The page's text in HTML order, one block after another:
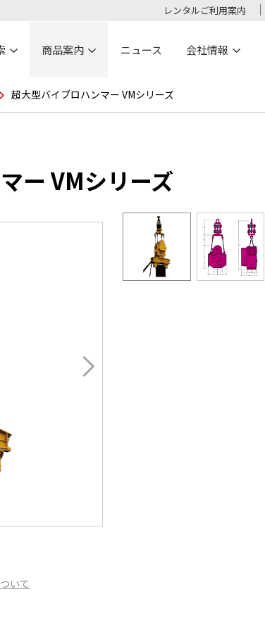
レンタルご利用案内
商品案内 ニュース 会社情報
超大型バイブロハンマー VMシリーズ
ー VMシリーズ
いて